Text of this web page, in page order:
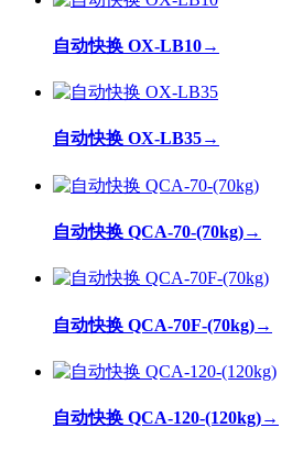
自动快换 OX-LB10→
自动快换 OX-LB35→
自动快换 QCA-70-(70kg)→
自动快换 QCA-70F-(70kg)→
自动快换 QCA-120-(120kg)→